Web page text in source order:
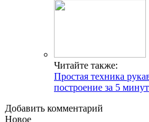
Читайте также:
Простая техника
построение за 5 минут
Добавить комментарий
Новое